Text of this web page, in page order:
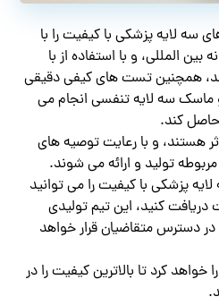
لایه پزشکی با کیفیت را با
المللی، و با استفاده از با
همچنین تست های کیفی دقیقی
ماسک سه لایه تنفسی انجام می
حاصل کند.
هستند، و با رعایت توصیه های
تولید و ارائه می شوند.
پزشکی با کیفیت را می توانید
کنید، این تیم تولیدی
دسترس متقاضیان قرار خواهد
کرد تا بالاترین کیفیت را در